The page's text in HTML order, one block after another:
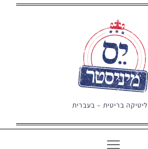
בריטית – בעברית